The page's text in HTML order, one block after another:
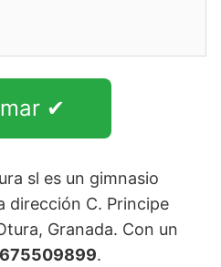
✔
sl es un gimnasio
dirección C. Principe
Granada. Con un
675509899.